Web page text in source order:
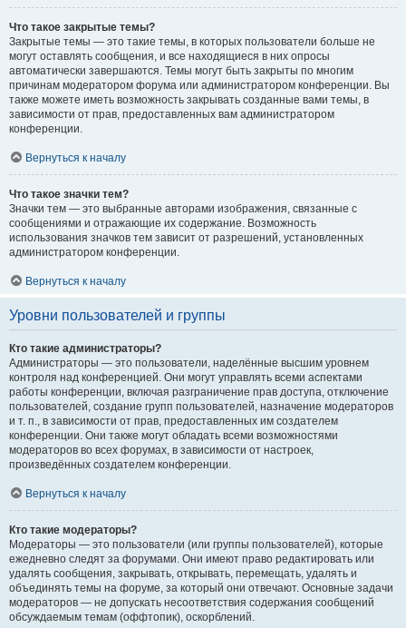
Что такое закрытые темы?
Закрытые темы — это такие темы, в которых пользователи больше не
могут оставлять сообщения, и все находящиеся в них опросы
автоматически завершаются. Темы могут быть закрыты по многим
причинам модератором форума или администратором конференции. Вы
также можете иметь возможность закрывать созданные вами темы, в
зависимости от прав, предоставленных вам администратором
конференции.
Вернуться к началу
Что такое значки тем?
Значки тем — это выбранные авторами изображения, связанные с
сообщениями и отражающие их содержание. Возможность
использования значков тем зависит от разрешений, установленных
администратором конференции.
Вернуться к началу
Уровни пользователей и группы
Кто такие администраторы?
Администраторы — это пользователи, наделённые высшим уровнем
контроля над конференцией. Они могут управлять всеми аспектами
работы конференции, включая разграничение прав доступа, отключение
пользователей, создание групп пользователей, назначение модераторов
и т. п., в зависимости от прав, предоставленных им создателем
конференции. Они также могут обладать всеми возможностями
модераторов во всех форумах, в зависимости от настроек,
произведённых создателем конференции.
Вернуться к началу
Кто такие модераторы?
Модераторы — это пользователи (или группы пользователей), которые
ежедневно следят за форумами. Они имеют право редактировать или
удалять сообщения, закрывать, открывать, перемещать, удалять и
объединять темы на форуме, за который они отвечают. Основные задачи
модераторов — не допускать несоответствия содержания сообщений
обсуждаемым темам (оффтопик), оскорблений.